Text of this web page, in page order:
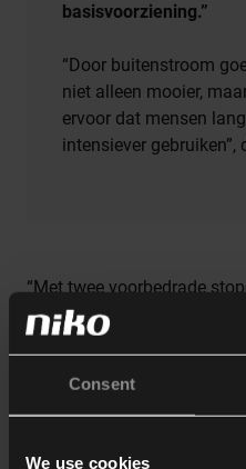
Consent
We use cookies
basisvoorziening.”
“Door buitenstroom
niet alleen mooier,
ervoor dat mensen
intensiever gebruiken”,
“Met twee voorbedrade
grond en de mogelijkheid
stroompunten, biedt de
alleen interessant voor
buitenruimtes die verder